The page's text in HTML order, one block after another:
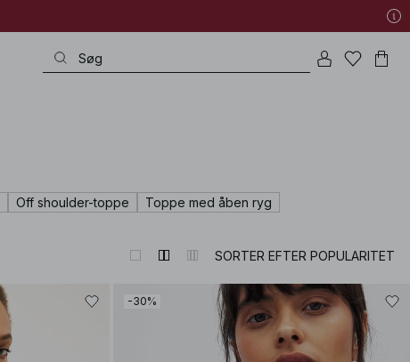
Off shoulder-toppe Toppe med åben ryg
SORTER EFTER POPULARITET
-30%